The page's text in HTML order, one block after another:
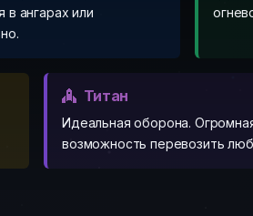
ангарах или
Титан
Идеальная оборона.
возможность перевозить